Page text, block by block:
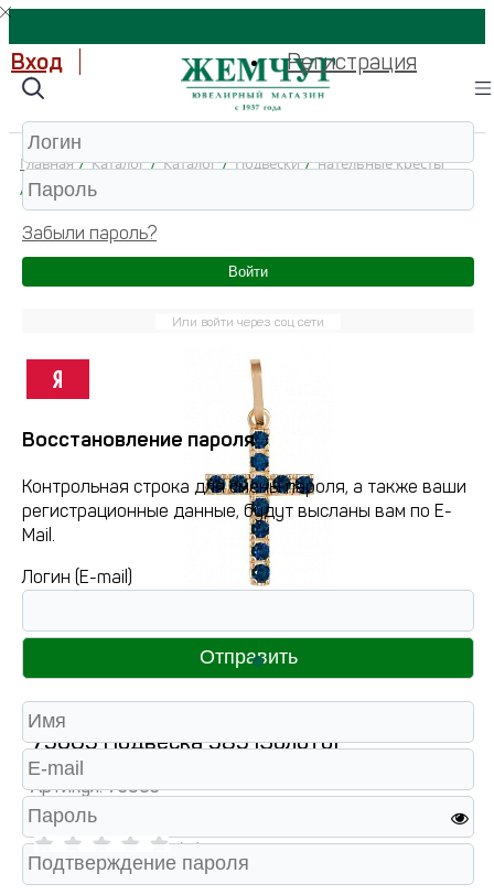
Главная / Каталог / Каталог / Подвески / нательные кресты
/ 75065 Подвеска 585 (Золото)
75065 Подвеска 585 (Золото)
Артикул:75065
( 0 )
Вход Регистрация
Забыли пароль?
Войти
Или войти через соц сети
Восстановление пароля
Контрольная строка для смены пароля, а также ваши
регистрационные данные, будут высланы вам по E-
Mail.
Логин (E-mail)